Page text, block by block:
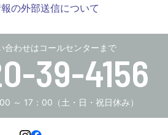
の外部送信について
合わせはコールセンターまで
39-4156
～ 17：00（土・日・祝日休み）